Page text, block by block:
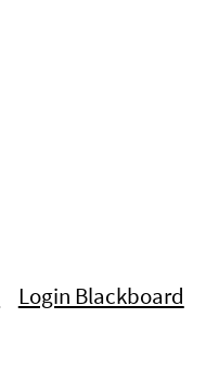
Login Blackboard